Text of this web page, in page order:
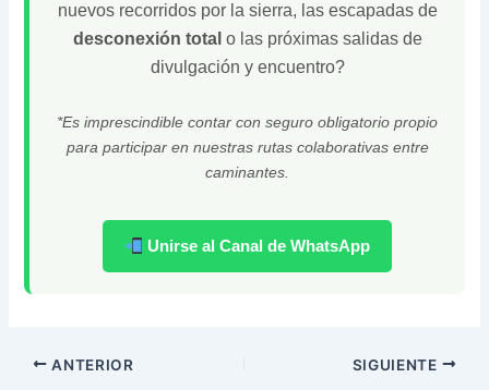
nuevos recorridos por la sierra, las escapadas de
desconexión total o las próximas salidas de
divulgación y encuentro?
*Es imprescindible contar con seguro obligatorio propio
para participar en nuestras rutas colaborativas entre
caminantes.
Unirse al Canal de WhatsApp
ANTERIOR SIGUIENTE